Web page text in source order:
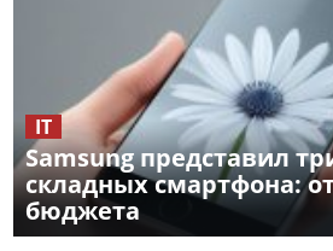
Samsung представил
складных смартфона:
бюджета
IT